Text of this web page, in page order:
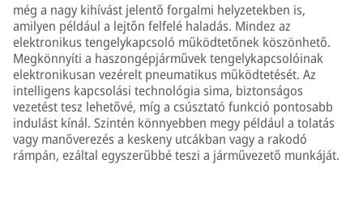
még a nagy kihívást jelentő forgalmi helyzetekben is,
amilyen például a lejtőn felfelé haladás. Mindez az
elektronikus tengelykapcsoló működtetőnek köszönhető.
Megkönnyíti a haszongépjárművek tengelykapcsolóinak
elektronikusan vezérelt pneumatikus működtetését. Az
intelligens kapcsolási technológia sima, biztonságos
vezetést tesz lehetővé, míg a csúsztató funkció pontosabb
indulást kínál. Szintén könnyebben megy például a tolatás
vagy manőverezés a keskeny utcákban vagy a rakodó
rámpán, ezáltal egyszerűbbé teszi a járművezető munkáját.